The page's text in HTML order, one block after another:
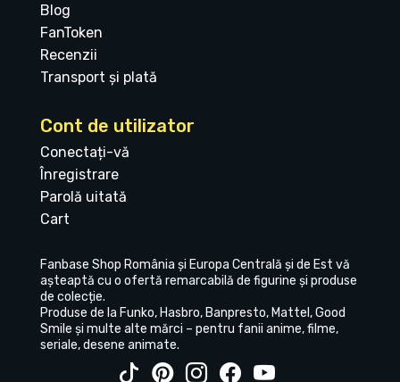
Blog
FanToken
Recenzii
Transport și plată
Cont de utilizator
Conectați-vă
Înregistrare
Parolă uitată
Cart
Fanbase Shop România și Europa Centrală și de Est vă
așteaptă cu o ofertă remarcabilă de figurine și produse
de colecție.
Produse de la Funko, Hasbro, Banpresto, Mattel, Good
Smile și multe alte mărci – pentru fanii anime, filme,
seriale, desene animate.